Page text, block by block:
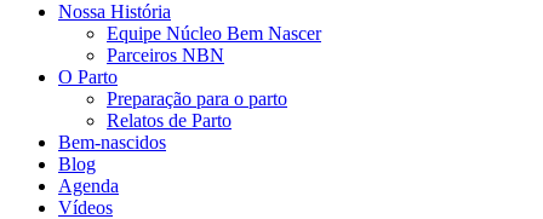
Nossa História
Equipe Núcleo Bem Nascer
Parceiros NBN
O Parto
Preparação para o parto
Relatos de Parto
Bem-nascidos
Blog
Agenda
Vídeos